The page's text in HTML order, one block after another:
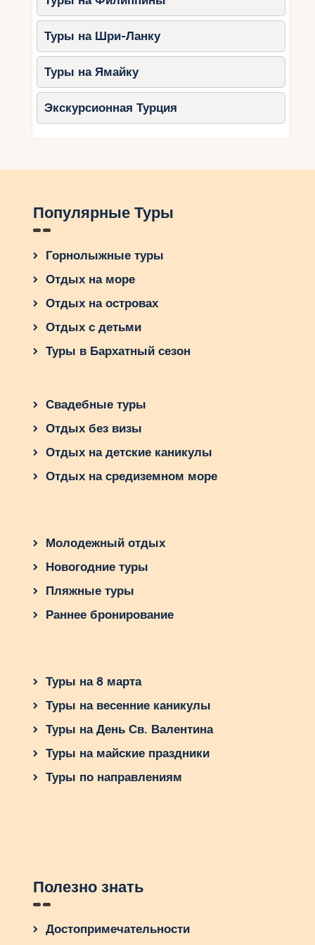
прокатиться на яхте или испытать адреналин
от прыжка с парашютом, ОАЭ предлагают
массу возможностей для незабываемых
приключений. Планируйте свою поездку
заранее и наслаждайтесь яркими эмоциями в
одном из самых впечатляющих регионов мира!
Туры на Шри-Ланку
Туры на Ямайку
Экскурсионная Турция
Популярные Туры
Горнолыжные туры
Отдых на море
Отдых на островах
Отдых с детьми
Туры в Бархатный сезон
Свадебные туры
Отдых без визы
Отдых на детские каникулы
Отдых на средиземном море
Молодежный отдых
Новогодние туры
Пляжные туры
Раннее бронирование
Туры на 8 марта
Туры на весенние каникулы
Туры на День Св. Валентина
Туры на майские праздники
Туры по направлениям
Полезно знать
Достопримечательности